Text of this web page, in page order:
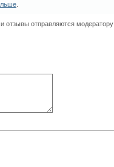
отзывы отправляются модератору